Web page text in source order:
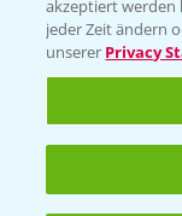
T.+49
KONTAKT
Hilfe in
+49
akzeptiert werden
jeder Zeit ändern
unserer Privacy